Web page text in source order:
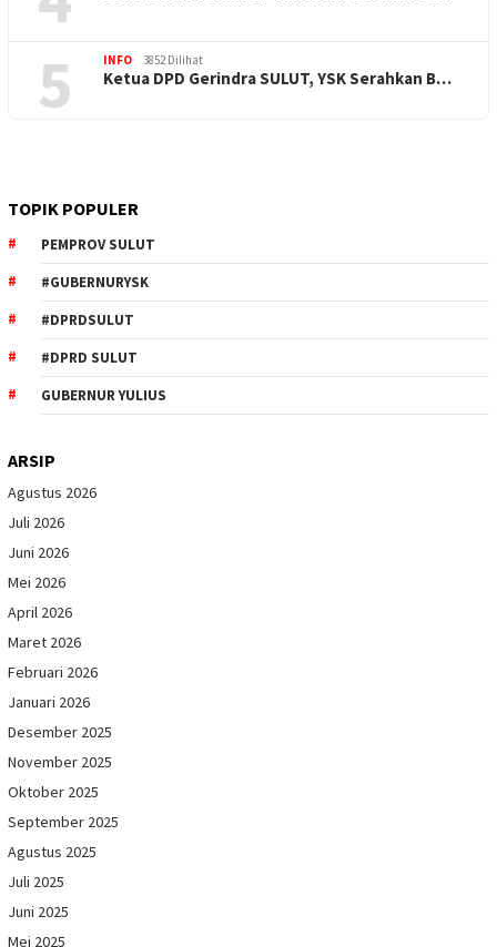
5 INFO 3852 Dilihat
Ketua DPD Gerindra SULUT, YSK Serahkan B…
TOPIK POPULER
PEMPROV SULUT
#GUBERNURYSK
#DPRDSULUT
#DPRD SULUT
GUBERNUR YULIUS
ARSIP
Agustus 2026
Juli 2026
Juni 2026
Mei 2026
April 2026
Maret 2026
Februari 2026
Januari 2026
Desember 2025
November 2025
Oktober 2025
September 2025
Agustus 2025
Juli 2025
Juni 2025
Mei 2025